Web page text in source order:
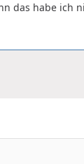
das habe ich